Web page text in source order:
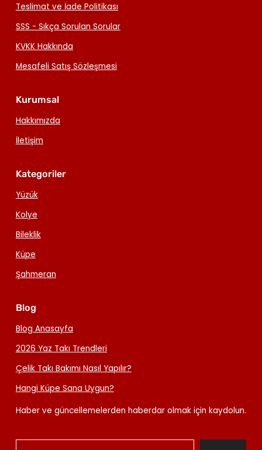
Teslimat ve İade Politikası
SSS - Sıkça Sorulan Sorular
KVKK Hakkında
Mesafeli Satış Sözleşmesi
Kurumsal
Hakkımızda
İletişim
Kategoriler
Yüzük
Kolye
Bileklik
Küpe
Şahmeran
Blog
Blog Anasayfa
2026 Yaz Takı Trendleri
Çelik Takı Bakımı Nasıl Yapılır?
Hangi Küpe Sana Uygun?
Haber ve güncellemelerden haberdar olmak için kaydolun.